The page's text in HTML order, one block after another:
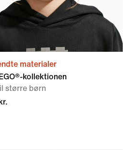
materialer
kollektionen
større børn